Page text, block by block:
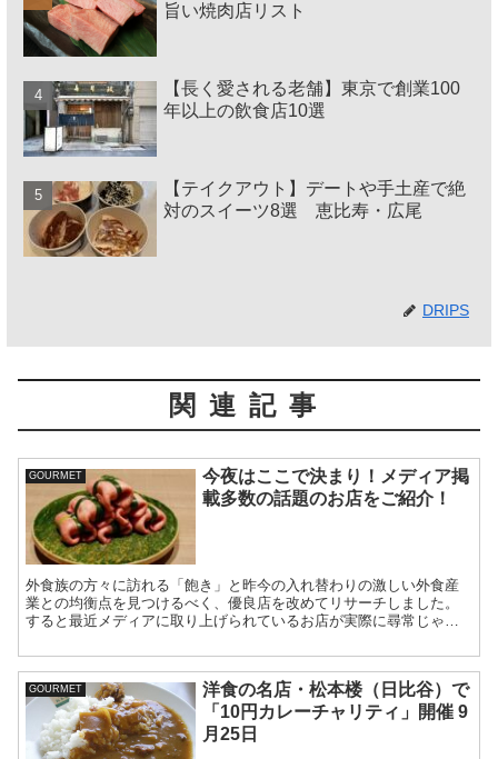
旨い焼肉店リスト
【長く愛される老舗】東京で創業100
年以上の飲食店10選
【テイクアウト】デートや手土産で絶
対のスイーツ8選 恵比寿・広尾
DRIPS
関連記事
GOURMET
今夜はここで決まり！メディア掲
載多数の話題のお店をご紹介！
外食族の方々に訪れる「飽き」と昨今の入れ替わりの激しい外食産
業との均衡点を見つけるべく、優良店を改めてリサーチしました。
すると最近メディアに取り上げられているお店が実際に尋常じゃな
せていただきます。
GOURMET
洋食の名店・松本楼（日比谷）で
「10円カレーチャリティ」開催 9
月25日